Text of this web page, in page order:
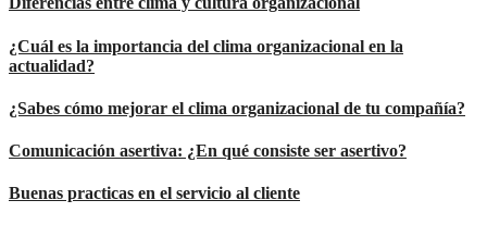
¿Cuál es la importancia del clima organizacional en la
actualidad?
¿Sabes cómo mejorar el clima organizacional de tu compañía?
Comunicación asertiva: ¿En qué consiste ser asertivo?
Buenas practicas en el servicio al cliente